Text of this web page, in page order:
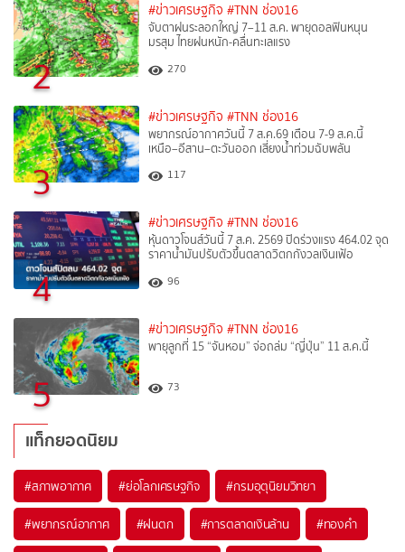
2
#ข่าวเศรษฐกิจ #TNN ช่อง16
จับตาฝนระลอกใหญ่ 7–11 ส.ค. พายุดอลฟินหนุน
มรสุม ไทยฝนหนัก-คลื่นทะเลแรง
270
3
#ข่าวเศรษฐกิจ #TNN ช่อง16
พยากรณ์อากาศวันนี้ 7 ส.ค.69 เตือน 7-9 ส.ค.นี้
เหนือ–อีสาน–ตะวันออก เสี่ยงน้ำท่วมฉับพลัน
117
4
#ข่าวเศรษฐกิจ #TNN ช่อง16
หุ้นดาวโจนส์วันนี้ 7 ส.ค. 2569 ปิดร่วงแรง 464.02 จุด
ราคาน้ำมันปรับตัวขึ้นตลาดวิตกกังวลเงินเฟ้อ
96
5
#ข่าวเศรษฐกิจ #TNN ช่อง16
พายุลูกที่ 15 “จันหอม” จ่อถล่ม “ญี่ปุ่น” 11 ส.ค.นี้
73
แท็กยอดนิยม
#สภาพอากาศ #ย่อโลกเศรษฐกิจ #กรมอุตุนิยมวิทยา
#พยากรณ์อากาศ #ฝนตก #การตลาดเงินล้าน #ทองคำ